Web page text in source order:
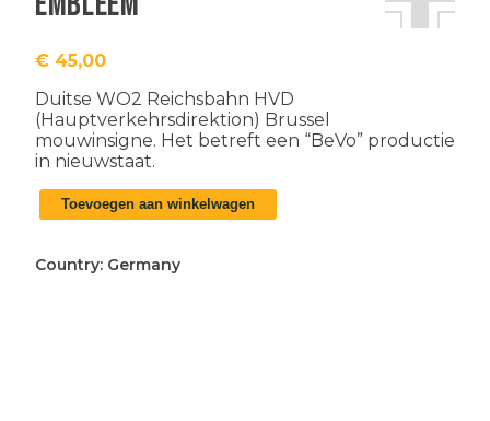
€ 45,00
Duitse WO2 Reichsbahn HVD
(Hauptverkehrsdirektion) Brussel
mouwinsigne. Het betreft een “BeVo” productie
in nieuwstaat.
Duits
WO2
Brussel
Toevoegen aan winkelwagen
Country: Germany